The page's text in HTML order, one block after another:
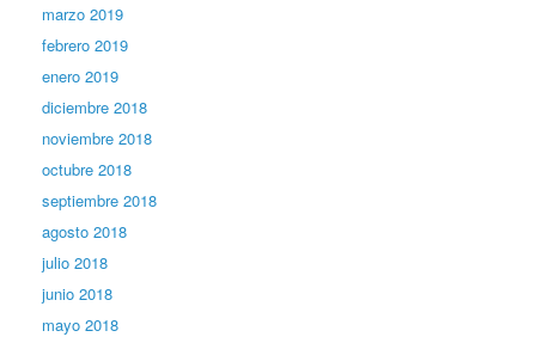
marzo 2019
febrero 2019
enero 2019
diciembre 2018
noviembre 2018
octubre 2018
septiembre 2018
agosto 2018
julio 2018
junio 2018
mayo 2018